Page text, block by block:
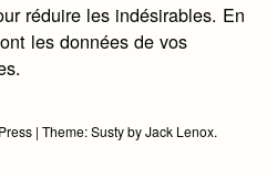
réduire les indésirables. En
les données de vos
.
| Theme:SustybyJack Lenox.